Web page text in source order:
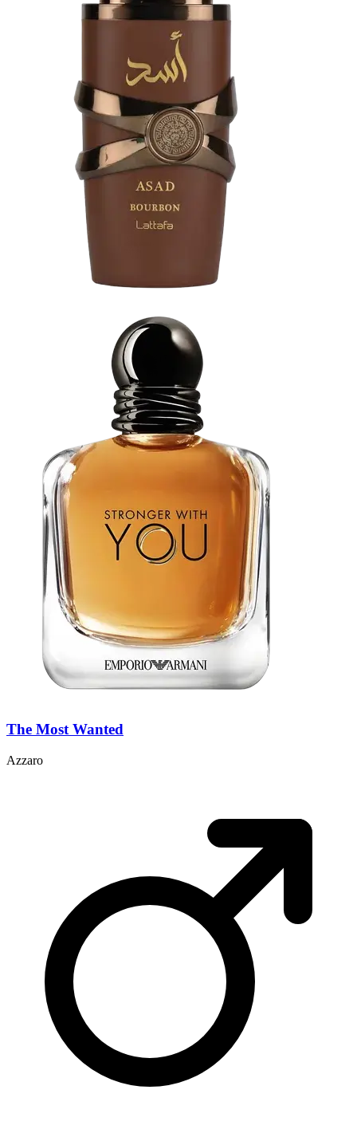
The Most Wanted
Azzaro